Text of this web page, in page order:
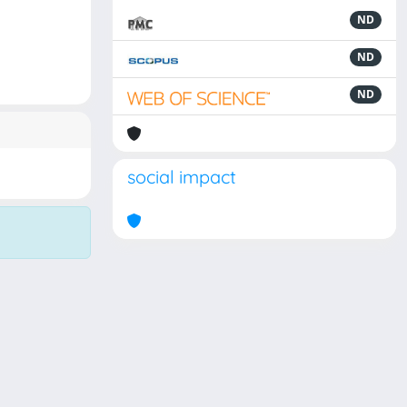
ND
ND
ND
social impact